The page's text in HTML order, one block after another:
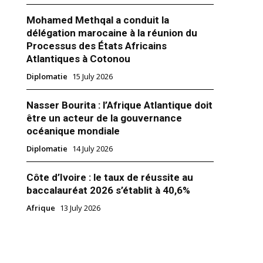
rival conteste
d’une semaine en raison de
logistiques et des
des urnes de l’élection
2019 tenue le samedi 23
au milieu de la nuit de ce
et après compilation des
Commission…
Mohamed Methqal a conduit la
délégation marocaine à la réunion du
Processus des États Africains
Atlantiques à Cotonou
Diplomatie 15 July 2026
Nasser Bourita : l’Afrique Atlantique doit
être un acteur de la gouvernance
océanique mondiale
Diplomatie 14 July 2026
Côte d’Ivoire : le taux de réussite au
baccalauréat 2026 s’établit à 40,6%
Afrique 13 July 2026